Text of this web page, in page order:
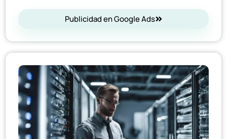
Publicidad en Google Ads